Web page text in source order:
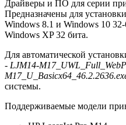
Драйверы и ПО для серии
Предназначены для
Windows 8.1 и Windows 10
Windows XP 32 бита.
Для автоматической
- LJM14-
системы.
Поддерживаемые модели